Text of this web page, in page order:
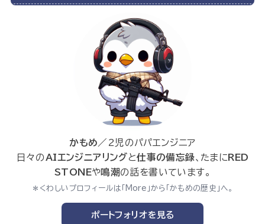
かもめ ／2児のパパエンジニア
日々のAIエンジニアリングと仕事の備忘録、たまに RED
STONEや鳴潮の話を書いています。
＊くわしいプロフィールは「More」から「かもめの歴史」へ。
ポートフォリオを見る